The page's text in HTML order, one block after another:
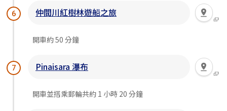
6 仲間川紅樹林遊船之旅
開車約 50 分鐘
7 Pinaisara 瀑布
開車並搭乘郵輪共約 1 小時 20 分鐘